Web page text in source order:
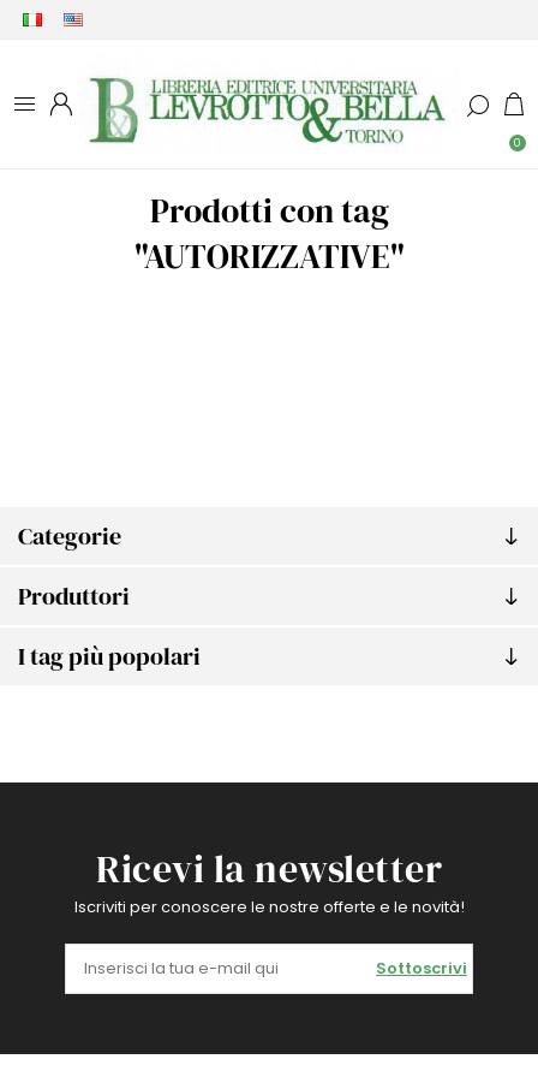
0
Categorie
Produttori
I tag più popolari
Prodotti con tag
"AUTORIZZATIVE"
Ricevi la newsletter
Iscriviti per conoscere le nostre offerte e le novità!
Sottoscrivi